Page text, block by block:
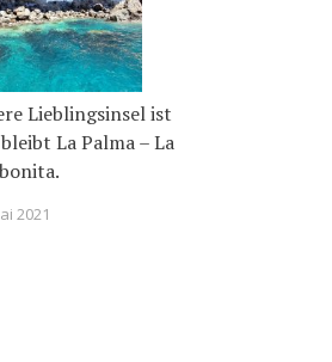
Lieblingsinsel ist
La Palma – La
2021